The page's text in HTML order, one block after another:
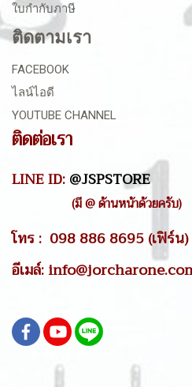
ใบกำกับภาษี
ติดตามเรา
FACEBOOK
ไลน์ไอดี
YOUTUBE CHANNEL
ติดต่อเรา
LINE ID:@JSPSTORE
(มี @ ด้านหน้าด้วยครับ)
โทร : 098 886 8695 (เฟิร์น)
อีเมล์: